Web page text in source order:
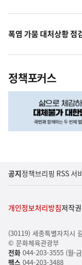
폭염 가뭄 대처상황 점
정책포커스
공지정책브리핑 RSS 서
개인정보처리방침저작
(30119) 세종특별자치시
© 문화체육관광부
전화044-203-3555 (월-
팩스044-203-3488